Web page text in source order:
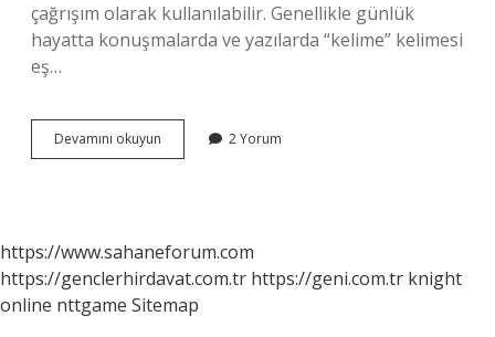
çağrışım olarak kullanılabilir. Genellikle günlük
hayatta konuşmalarda ve yazılarda “kelime” kelimesi
eş…
Devamını okuyun
Anlamlı
2 Yorum
https://www.sahaneforum.com
https://genclerhirdavat.com.tr https://geni.com.tr knight
online nttgame Sitemap